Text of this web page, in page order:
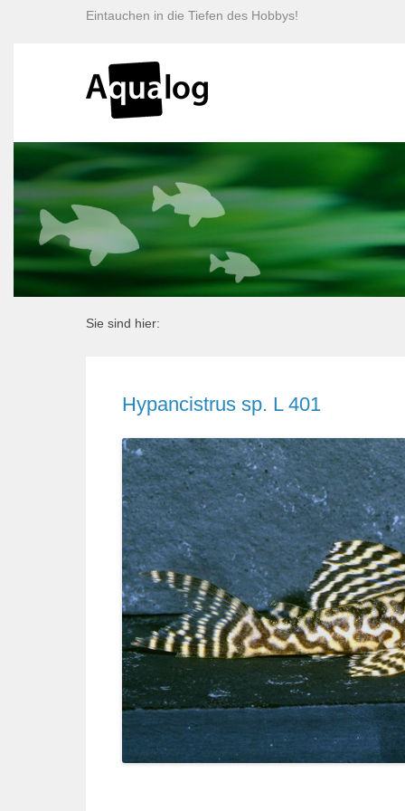
Eintauchen in die Tiefen des Hobbys!
Sie sind hier:
Hypancistrus sp. L 401